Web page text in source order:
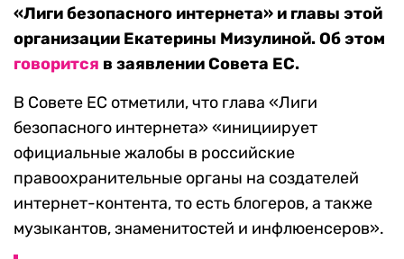
«Лиги безопасного интернета» и главы этой
организации Екатерины Мизулиной. Об этом
говорится в заявлении Совета ЕС.
В Совете ЕС отметили, что глава «Лиги
безопасного интернета» «инициирует
официальные жалобы в российские
правоохранительные органы на создателей
интернет-контента, то есть блогеров, а также
музыкантов, знаменитостей и инфлюенсеров».